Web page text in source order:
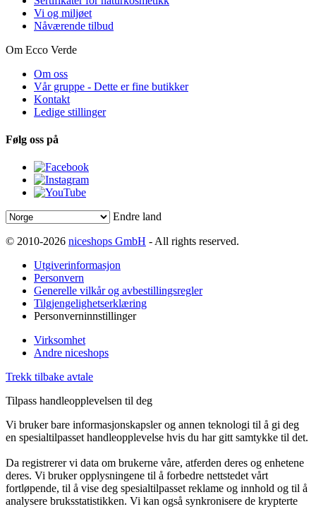
Vi og miljøet
Nåværende tilbud
Om Ecco Verde
Om oss
Vår gruppe - Dette er fine butikker
Kontakt
Ledige stillinger
Følg oss på
Endre land
© 2010-2026 niceshops GmbH - All rights reserved.
Utgiverinformasjon
Personvern
Generelle vilkår og avbestillingsregler
Tilgjengelighetserklæring
Personverninnstillinger
Virksomhet
Andre niceshops
Trekk tilbake avtale
Tilpass handleopplevelsen til deg
Vi bruker bare informasjonskapsler og annen teknologi til å gi deg
en spesialtilpasset handleopplevelse hvis du har gitt samtykke til det.
Da registrerer vi data om brukerne våre, atferden deres og enhetene
deres. Vi bruker opplysningene til å forbedre nettstedet vårt
fortløpende, til å vise deg spesialtilpasset reklame og innhold og til å
analysere bruksstatistikken. Vi kan også synkronisere de krypterte